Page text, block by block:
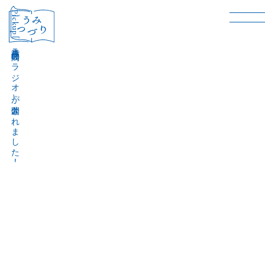
［Pickup］
音声作品『波間のラジオ』が公開されました！